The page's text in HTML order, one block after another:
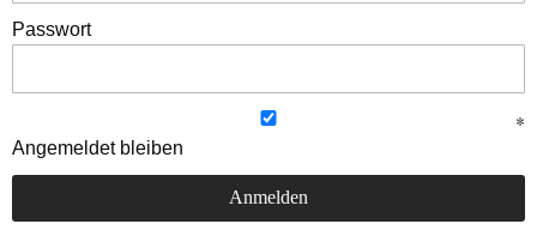
Passwort
Angemeldet bleiben